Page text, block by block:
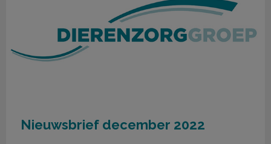
Nieuwsbrief december 2022